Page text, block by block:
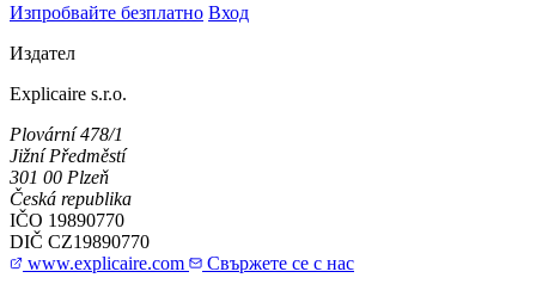
Изпробвайте безплатно Вход
Издател
Explicaire s.r.o.
Plovární 478/1
Jižní Předměstí
301 00 Plzeň
Česká republika
IČO 19890770
DIČ CZ19890770
www.explicaire.com
Свържете се с нас